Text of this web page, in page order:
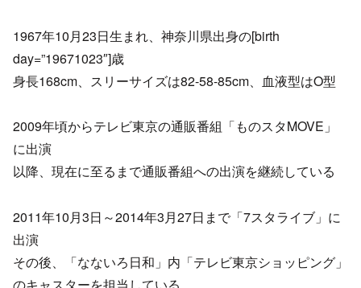
1967年10月23日生まれ、神奈川県出身の[birth
day=”19671023″]歳
身長168cm、スリーサイズは82-58-85cm、血液型はO型
2009年頃からテレビ東京の通販番組「ものスタMOVE」
に出演
以降、現在に至るまで通販番組への出演を継続している
2011年10月3日～2014年3月27日まで「7スタライブ」に
出演
その後、「なないろ日和」内「テレビ東京ショッピング」